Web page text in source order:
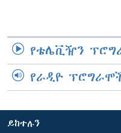
የቴሌቪዥን
የራዲዮ
ይከተሉን